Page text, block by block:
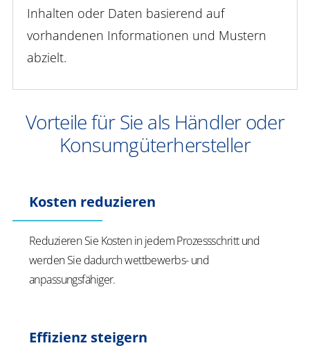
Inhalten oder Daten basierend auf
vorhandenen Informationen und Mustern
abzielt.
Vorteile für Sie als Händler oder
Konsumgüterhersteller
Kosten reduzieren
Reduzieren Sie Kosten in jedem Prozessschritt und
werden Sie dadurch wettbewerbs- und
anpassungsfähiger.
Effizienz steigern